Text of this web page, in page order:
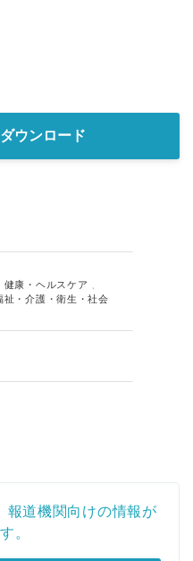
ウンロード
健康・ヘルスケア
祉・介護・衛生・社会
報道機関向けの情報が
。